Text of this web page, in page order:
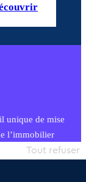
unique de mise
l’immobilier
et intégrant
Tout refuser